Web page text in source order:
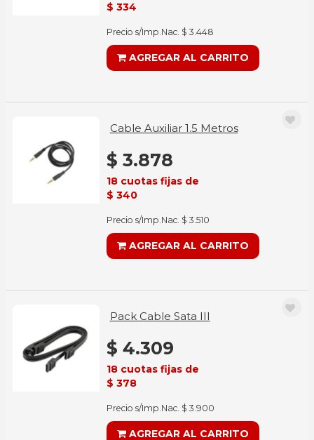
$ 334
Precio s/Imp.Nac. $ 3.448
AGREGAR AL CARRITO
Cable Auxiliar 1.5 Metros
$ 3.878
18 cuotas fijas de
$ 340
Precio s/Imp.Nac. $ 3.510
AGREGAR AL CARRITO
Pack Cable Sata III
$ 4.309
18 cuotas fijas de
$ 378
Precio s/Imp.Nac. $ 3.900
AGREGAR AL CARRITO